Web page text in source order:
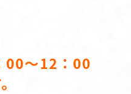
00～12：00